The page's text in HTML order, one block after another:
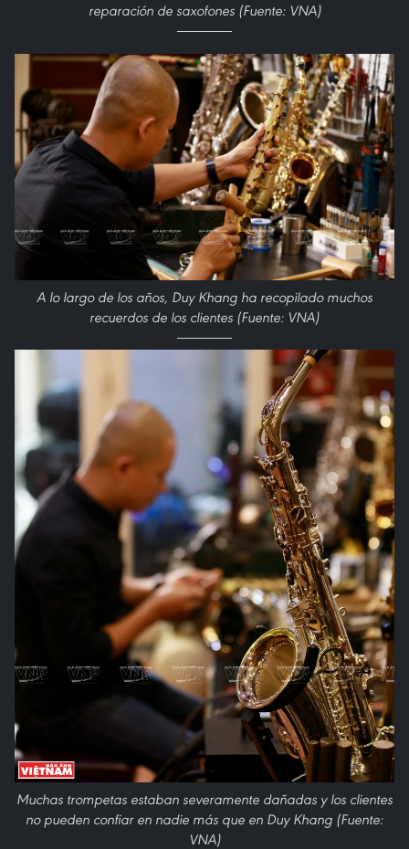
reparación de saxofones (Fuente: VNA)
A lo largo de los años, Duy Khang ha recopilado muchos
recuerdos de los clientes (Fuente: VNA)
Muchas trompetas estaban severamente dañadas y los clientes
no pueden confiar en nadie más que en Duy Khang (Fuente:
VNA)